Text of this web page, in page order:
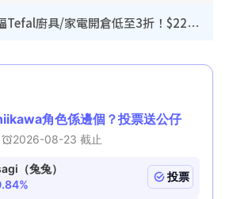
廚具開倉｜特福Tefal廚具/家電開倉低至3折！$220起買平底鍋/炒鑊/湯煲！電飯煲/吸塵機/燙斗$418起